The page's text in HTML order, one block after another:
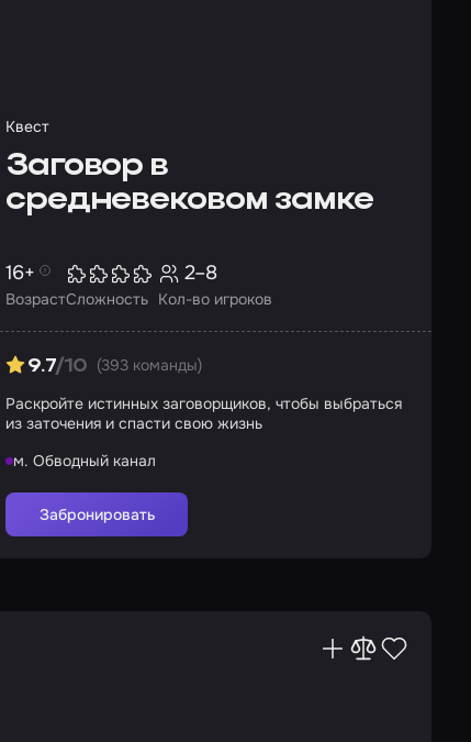
Квест
Заговор в
средневековом замке
Возраст
16+
Сложность Кол-во игроков
2–8
9.7/10 (393 команды)
Раскройте истинных заговорщиков, чтобы выбраться
из заточения и спасти свою жизнь
м. Обводный канал
Забронировать